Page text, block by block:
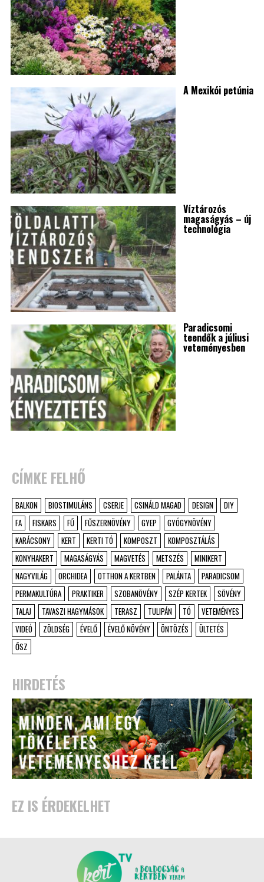
A Mexikói petúnia
Víztározós
magaságyás – új
technológia
Paradicsomi
teendők a júliusi
veteményesben
CÍMKE FELHŐ
BALKON BIOSTIMULÁNS CSERJE CSINÁLD MAGAD DESIGN
DIY
FA
FISKARS FŰ FŰSZERNÖVÉNY GYEP
GYÓGYNÖVÉNY
KARÁCSONY
KERT KERTI TÓ KOMPOSZT
KOMPOSZTÁLÁS
KONYHAKERT
MAGASÁGYÁS MAGVETÉS METSZÉS
MINIKERT
NAGYVILÁG
ORCHIDEA OTTHON A KERTBEN PALÁNTA
PARADICSOM
PERMAKULTÚRA
PRAKTIKER SZOBANÖVÉNY SZÉP KERTEK
SÖVÉNY
TALAJ
TAVASZI HAGYMÁSOK TERASZ TULIPÁN TÓ
VETEMÉNYES
VIDEÓ
ZÖLDSÉG ÉVELŐ ÉVELŐ NÖVÉNY ÖNTÖZÉS
ÜLTETÉS
ŐSZ
HIRDETÉS
EZ IS ÉRDEKELHET